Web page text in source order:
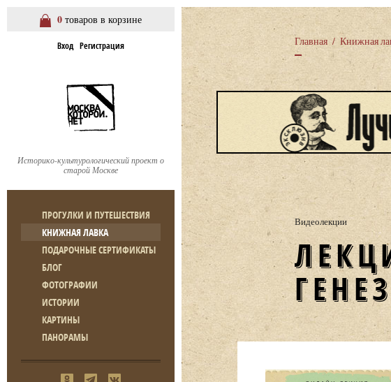
0 товаров в корзине
Вход Регистрация
Историко-культурологический проект о
старой Москве
ПРОГУЛКИ И ПУТЕШЕСТВИЯ
КНИЖНАЯ ЛАВКА
ПОДАРОЧНЫЕ СЕРТИФИКАТЫ
БЛОГ
ФОТОГРАФИИ
ИСТОРИИ
КАРТИНЫ
ПАНОРАМЫ
Главная / Книжная
Видеолекции
ЛЕКЦИЯ И. ЛЕНСКОГО «РИГА: